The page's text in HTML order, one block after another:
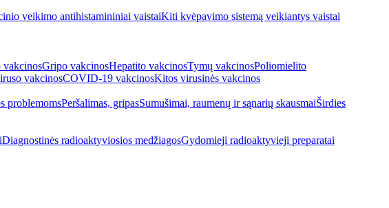
veikimo antihistamininiai vaistaiKiti kvėpavimo sistemą veikiantys vaistai
vakcinosGripo vakcinosHepatito vakcinosTymų vakcinosPoliomielito
vakcinosCOVID-19 vakcinosKitos virusinės vakcinos
problemomsPeršalimas, gripasSumušimai, raumenų ir sąnarių skausmaiŠirdies
Diagnostinės radioaktyviosios medžiagosGydomieji radioaktyvieji preparatai